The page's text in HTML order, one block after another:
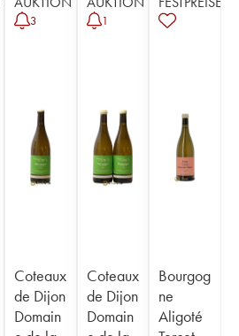
3
Coteaux
de Dijon
Domain
1
Coteaux
de Dijon
Domain
Bourgog
ne
Aligoté